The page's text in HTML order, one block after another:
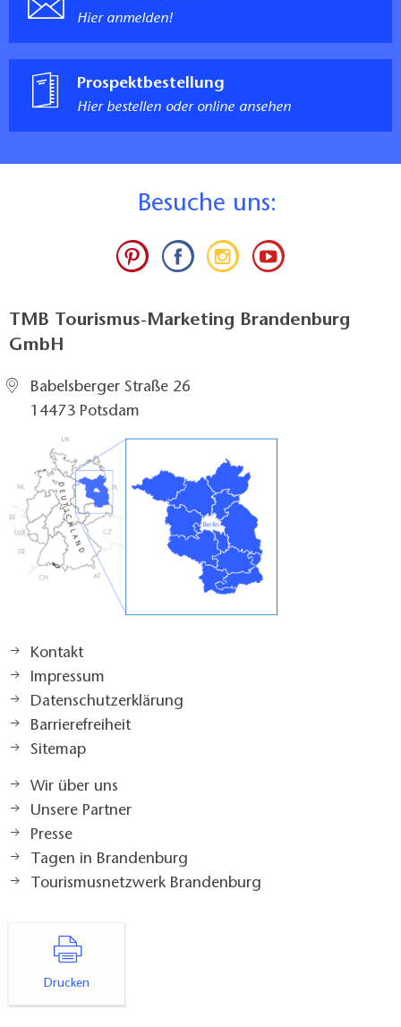
Hier anmelden!
Prospektbestellung
Hier bestellen oder online ansehen
Besuche uns:
TMB Tourismus-Marketing Brandenburg
GmbH
Babelsberger Straße 26
14473 Potsdam
Kontakt
Impressum
Datenschutzerklärung
Barrierefreiheit
Sitemap
Wir über uns
Unsere Partner
Presse
Tagen in Brandenburg
Tourismusnetzwerk Brandenburg
Drucken